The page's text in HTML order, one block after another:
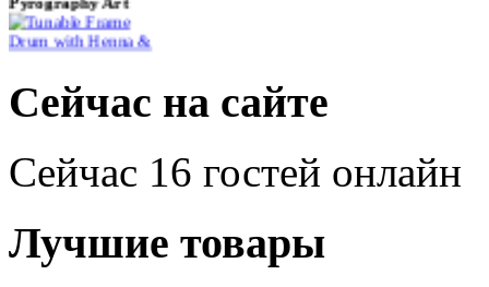
Shaman Drum
"Inner Guru"
€250.00
Сейчас на сайте
Сейчас 16 гостей онлайн
Лучшие товары